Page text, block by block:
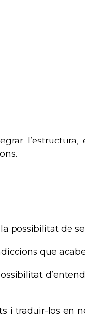
possibilitat de
que
i traduir-los en